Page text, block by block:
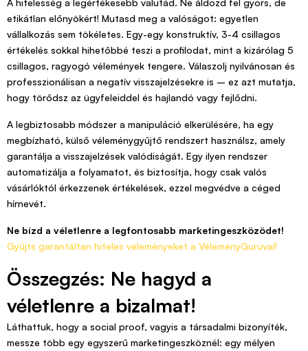
etikátlan előnyökért! Mutasd meg a valóságot: egyetlen
vállalkozás sem tökéletes. Egy-egy konstruktív, 3-4 csillagos
értékelés sokkal hihetőbbé teszi a profilodat, mint a kizárólag 5
csillagos, ragyogó vélemények tengere. Válaszolj nyilvánosan és
professzionálisan a negatív visszajelzésekre is – ez azt mutatja,
hogy törődsz az ügyfeleiddel és hajlandó vagy fejlődni.
A legbiztosabb módszer a manipuláció elkerülésére, ha egy
megbízható, külső véleménygyűjtő rendszert használsz, amely
garantálja a visszajelzések valódiságát. Egy ilyen rendszer
automatizálja a folyamatot, és biztosítja, hogy csak valós
vásárlóktól érkezzenek értékelések, ezzel megvédve a céged
hírnevét.
Ne bízd a véletlenre a legfontosabb marketingeszközödet!
Gyűjts garantáltan hiteles véleményeket a VéleményGuruval!
Összegzés: Ne hagyd a
véletlenre a bizalmat!
Láthattuk, hogy a social proof, vagyis a társadalmi bizonyíték,
messze több egy egyszerű marketingeszköznél: egy mélyen